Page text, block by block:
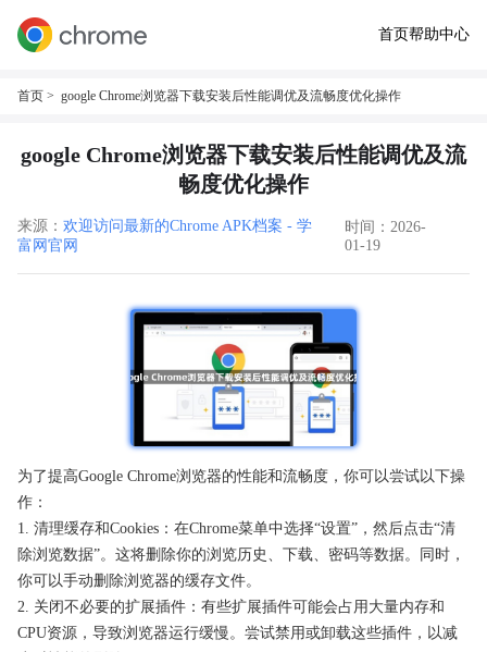
首页帮助中心
首页 > google Chrome浏览器下载安装后性能调优及流畅度优化操作
google Chrome浏览器下载安装后性能调优及流
畅度优化操作
来源： 欢迎访问最新的Chrome APK档案 - 学
富网官网
时间：2026-
01-19
为了提高Google Chrome浏览器的性能和流畅度，你可以尝试以下操
作：
1. 清理缓存和Cookies：在Chrome菜单中选择“设置”，然后点击“清
除浏览数据”。这将删除你的浏览历史、下载、密码等数据。同时，
你可以手动删除浏览器的缓存文件。
2. 关闭不必要的扩展插件：有些扩展插件可能会占用大量内存和
CPU资源，导致浏览器运行缓慢。尝试禁用或卸载这些插件，以减